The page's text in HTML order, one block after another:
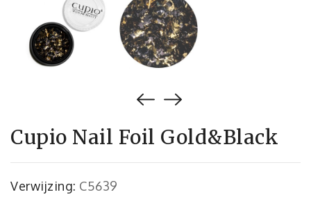
Cupio Nail Foil Gold&Black
Verwijzing: C5639